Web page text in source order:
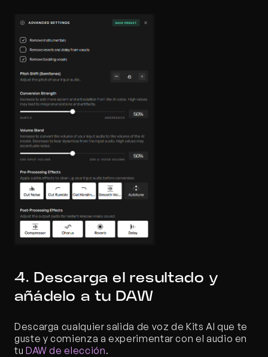
4. Descarga el resultado y
añádelo a tu DAW
Descarga cualquier salida de voz de Kits AI que te
guste y comienza a experimentar con el audio en
tu DAW de elección.